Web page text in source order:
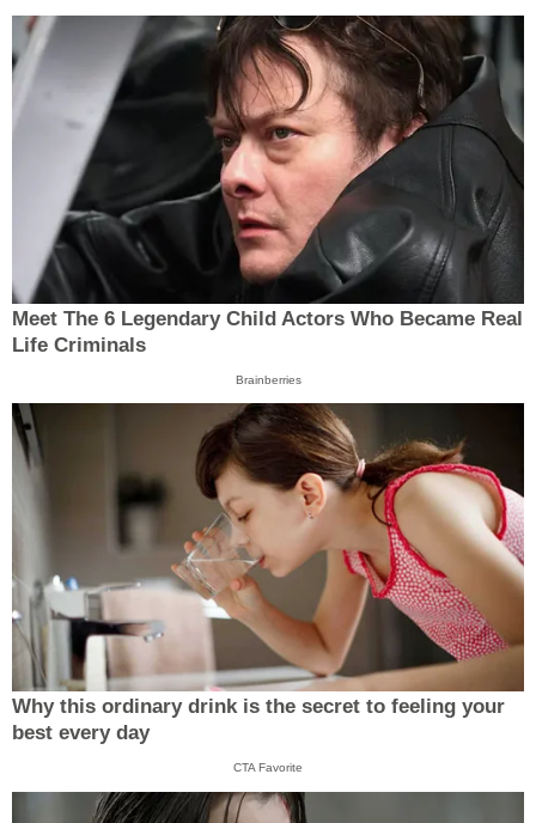
Meet The 6 Legendary Child Actors Who Became Real
Life Criminals
Brainberries
Why this ordinary drink is the secret to feeling your
best every day
CTA Favorite